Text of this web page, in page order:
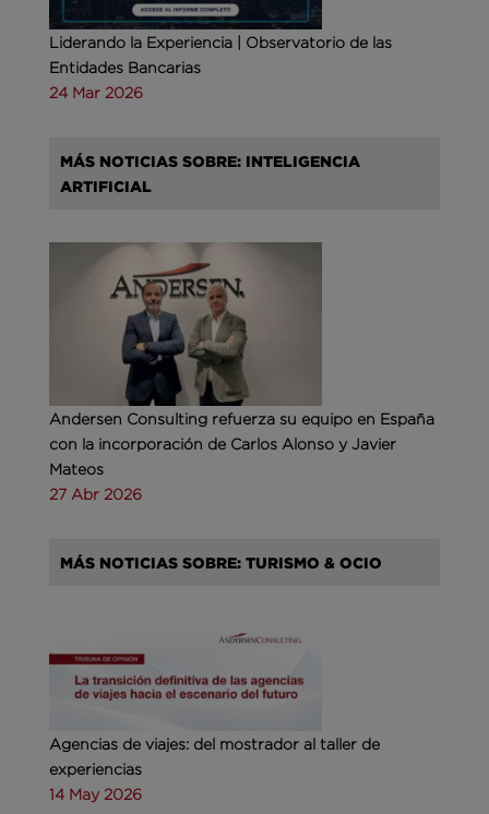
Liderando la Experiencia | Observatorio de las
Entidades Bancarias
24 Mar 2026
MÁS NOTICIAS SOBRE: INTELIGENCIA
ARTIFICIAL
Andersen Consulting refuerza su equipo en España
con la incorporación de Carlos Alonso y Javier
Mateos
27 Abr 2026
MÁS NOTICIAS SOBRE: TURISMO & OCIO
Agencias de viajes: del mostrador al taller de
experiencias
14 May 2026